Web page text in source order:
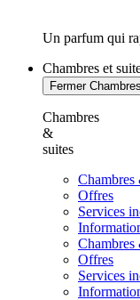
Un parfum qui
Chambres et
Fermer
Chambres
&
suites
Chambres
Offres
Services
Chambres
Offres
Services